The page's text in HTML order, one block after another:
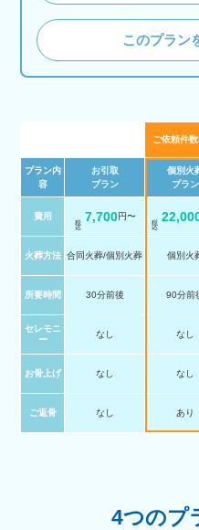
このプラン
ご依頼件
プラン内
容
お引取
プラン
個別火
プラン
費用 7,700円〜
火葬方法 合同火葬/個別火葬 個別火
所要時間 30分前後 90分前
セレモニ
ー
なし なし
お骨上げ なし なし
ご返骨 なし あり
4つのプ